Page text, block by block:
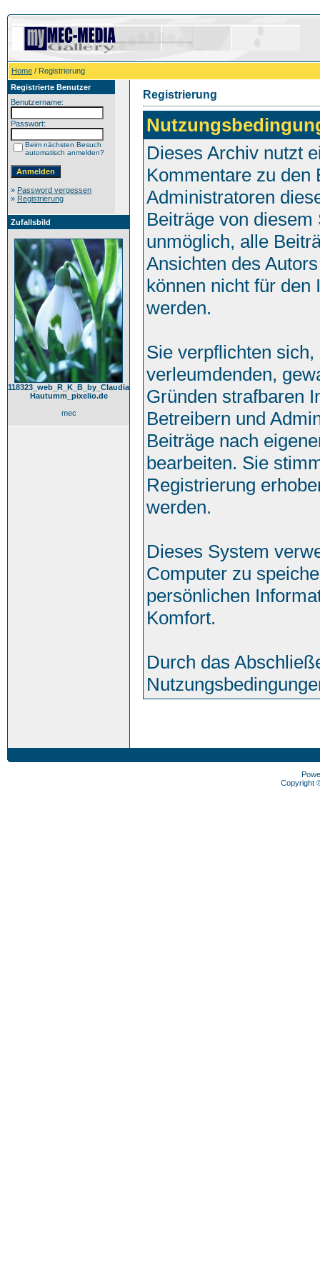
Home / Registrierung
Registrierte Benutzer
Benutzername:
Passwort:
Beim nächsten Besuch
automatisch anmelden?
» Password vergessen
» Registrierung
Zufallsbild
118323_web_R_K_B_by_Claudia
Hautumm_pixelio.de
mec
Registrierung
Dieses Archiv nutzt
Kommentare zu den
Administratoren
Beiträge von
unmöglich, alle
Ansichten des
können nicht für den
werden.
Sie verpflichten
verleumdenden,
Gründen strafbaren
Betreibern und
Beiträge nach
bearbeiten. Sie
Registrierung
werden.
Dieses System
Computer zu
persönlichen
Komfort.
Durch das
Copyright